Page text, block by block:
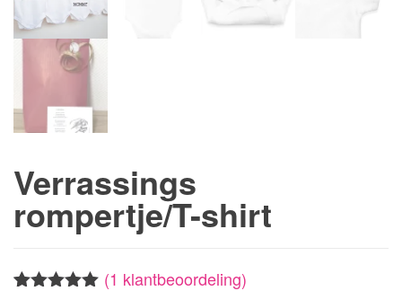
Verrassings
rompertje/T-shirt
(1 klantbeoordeling)